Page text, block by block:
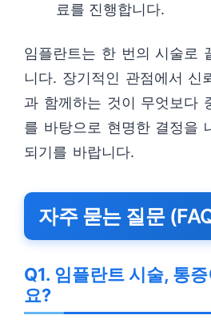
료를 진행합니다.
임플란트는 한 번의 시술로
니다. 장기적인 관점에서 신
과 함께하는 것이 무엇보다
를 바탕으로 현명한 결정을
되기를 바랍니다.
자주 묻는 질문
Q1. 임플란트 시술, 통
요?